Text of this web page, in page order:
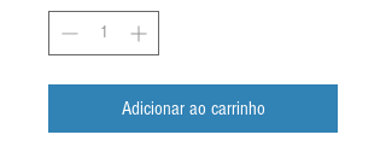
Adicionar ao carrinho